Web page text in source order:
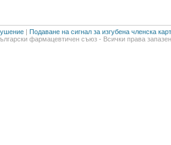
| Подаване на сигнал за изгубена членска
фармацевтичен съюз - Всички права